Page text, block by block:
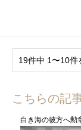
19件中 1〜10件
こちらの記
白き海の彼方へ勲